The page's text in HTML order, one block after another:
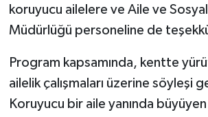
koruyucu ailelere ve Aile ve
Müdürlüğü personeline de
Program kapsamında, kentte
ailelik çalışmaları üzerine söyleşi
Koruyucu bir aile yanında büyüyen